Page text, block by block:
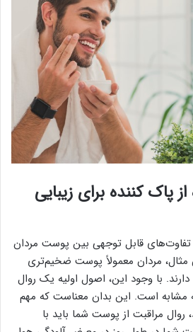
از پاک کننده برای زیبایی
قابل توجهی بین پوست مردان
مثال، مردان معمولاً پوست ضخیم‌تری
با وجود این، اصول اولیه یک روال
مشابه است. این بدان معناست که مهم
مراقبت از پوست شما باید با